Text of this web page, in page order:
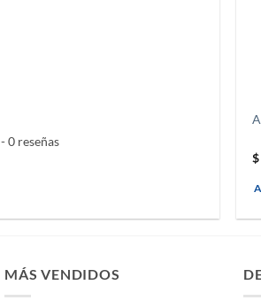
- 0 reseñas
$
MÁS VENDIDOS